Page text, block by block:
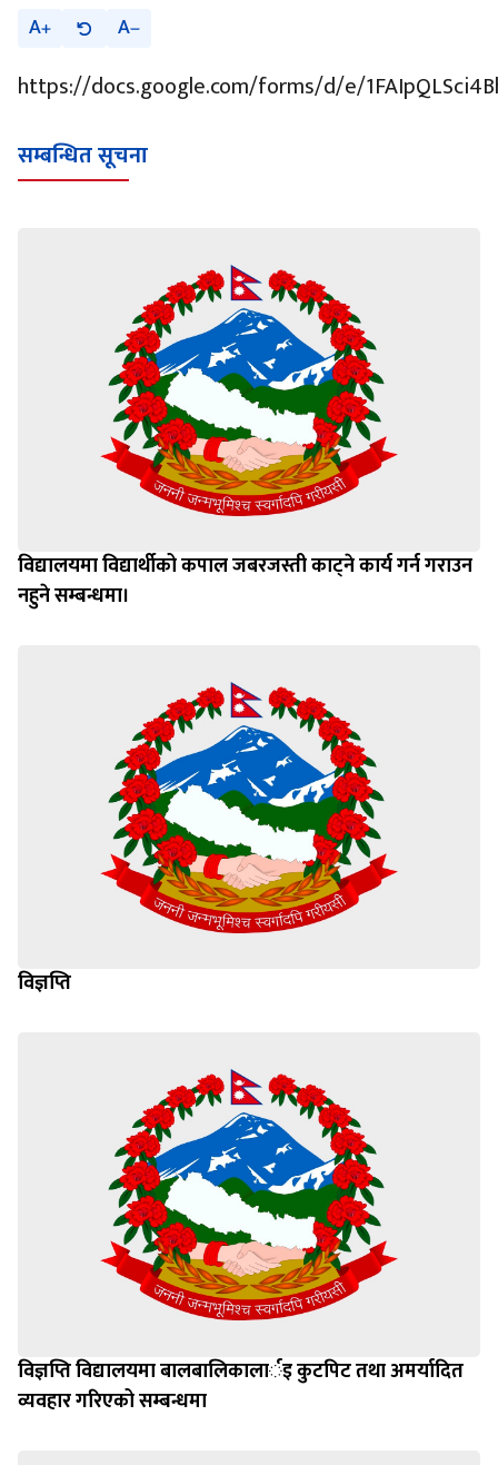
A A
https://docs.google.com/forms/d/e/
सम्बन्धित सूचना
विद्यालयमा विद्यार्थीको कपाल जबरजस्ती काट्ने कार्य गर्न गराउन
नहुने सम्बन्धमा।
विज्ञप्ति
विज्ञप्ति विद्यालयमा बालबालिकालार्इ कुटपिट तथा अमर्यादित
व्यवहार गरिएको सम्बन्धमा